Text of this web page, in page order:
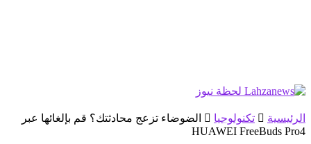
الرئيسية تكنولوجيا
الضوضاء تزعج محادثتك؟ قم بإلغائها عبر
HUAWEI FreeBuds Pro4